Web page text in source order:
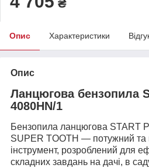
₴
Опис Характеристики
Опис
Ланцюгова бензопила
4080HN/1
Бензопила ланцюгова START
SUPER TOOTH — потужний та
інструмент, розроблений для
складних завдань на дачі, в